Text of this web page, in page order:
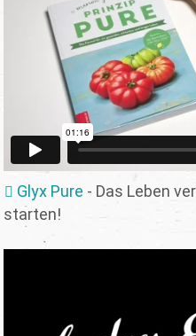
Glyx Pure - Das Leben
starten!